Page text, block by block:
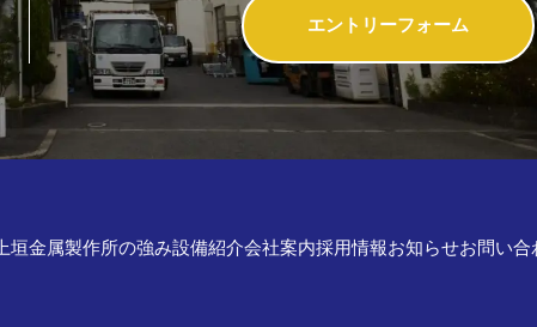
エントリーフォーム
上垣金属製作所の強み設備紹介会社案内採用情報お知らせお問い合